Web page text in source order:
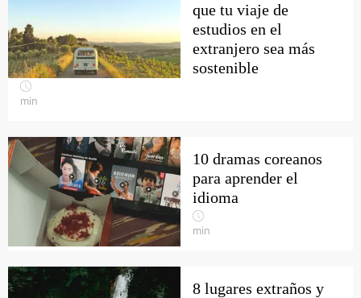
que tu viaje de
estudios en el
extranjero sea más
sostenible
min
10 dramas coreanos
para aprender el
idioma
min
8 lugares extraños y